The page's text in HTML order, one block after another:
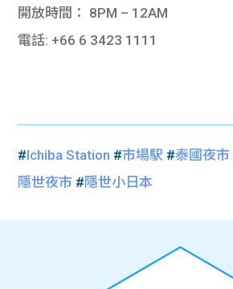
開放時間： 8PM – 12AM
電話: +66 6 3423 1111
#Ichiba Station #市場駅 #泰國夜市
隱世夜市 #隱世小日本